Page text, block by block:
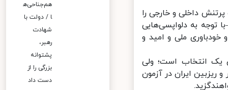
داخلی و خارجی را
به دلواپسی‌هایی
ملی و امید و
انتخاب است؛ ولی
ایران در آزمون
هم‌جناحی‌ه
ا / دولت با
شهادت
رهبر،
پشتوانه
بزرگی را از
دست داد